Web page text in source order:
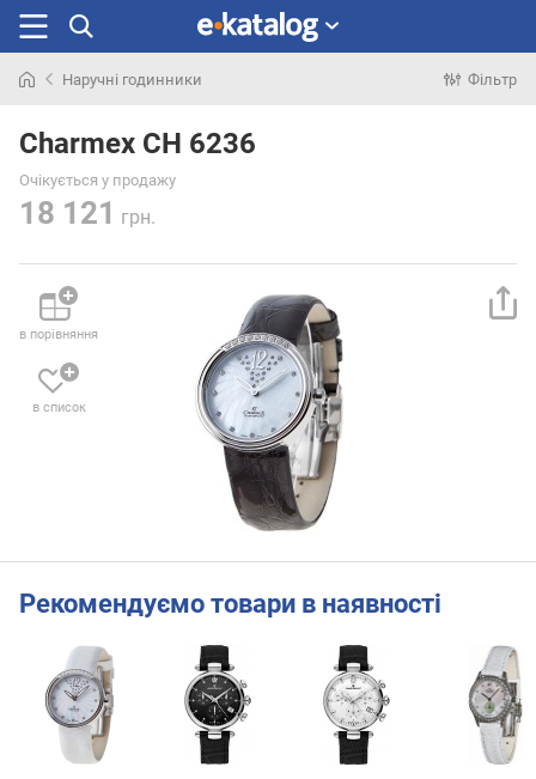
раніше
Наручні годинники Фільтр
Charmex CH 6236
Очікується у продажу
18 121 грн.
в порівняння
в список
Рекомендуємо товари в наявності